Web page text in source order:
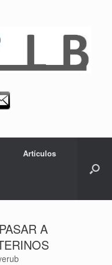
Artículos
A